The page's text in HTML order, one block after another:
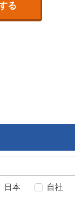
る
日本 自社